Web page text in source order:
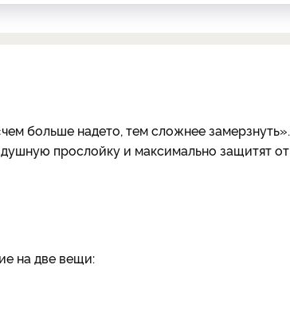
больше надето, тем сложнее замерзнуть».
прослойку и максимально защитят от
на две вещи: